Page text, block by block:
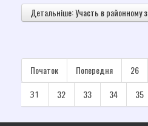
Детальніше: Участь в районному
Початок Попередня 26
31 32 33 34 35